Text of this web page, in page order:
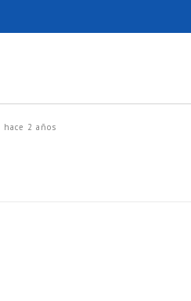
hace 2 años